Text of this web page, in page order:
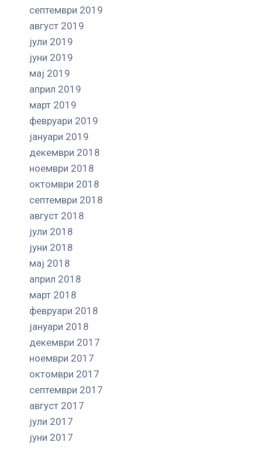
септември 2019
август 2019
јули 2019
јуни 2019
мај 2019
април 2019
март 2019
февруари 2019
јануари 2019
декември 2018
ноември 2018
октомври 2018
септември 2018
август 2018
јули 2018
јуни 2018
мај 2018
април 2018
март 2018
февруари 2018
јануари 2018
декември 2017
ноември 2017
октомври 2017
септември 2017
август 2017
јули 2017
јуни 2017